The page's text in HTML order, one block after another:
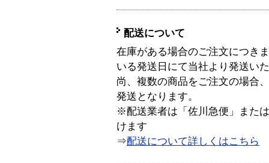
配送について
在庫がある場合のご注文につき
いる発送日にて当社より発送い
尚、複数の商品をご注文の場合
発送となります。
※配送業者は「佐川急便」また
けます
⇒配送について詳しくはこちら